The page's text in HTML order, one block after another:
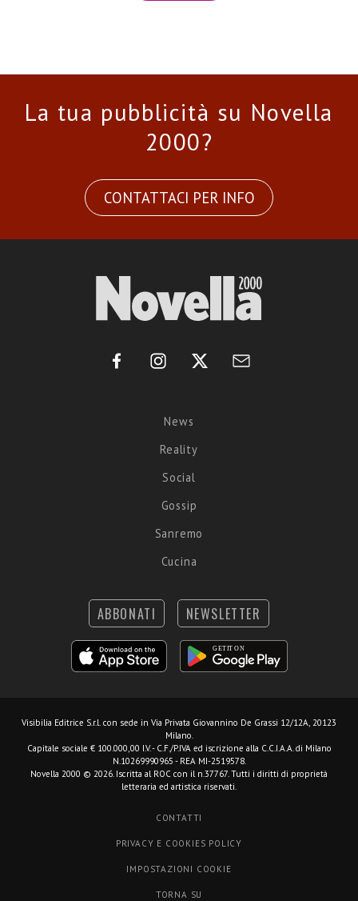
La tua pubblicità su Novella
2000?
CONTATTACI PER INFO
News
Reality
Social
Gossip
Sanremo
Cucina
ABBONATI NEWSLETTER
Visibilia Editrice S.r.l. con sede in Via Privata Giovannino De Grassi 12/12A, 20123
Milano.
Capitale sociale € 100.000,00 I.V. - C.F./P.IVA ed iscrizione alla C.C.I.A.A. di Milano
N.10269990965 - REA MI-2519578.
Novella 2000 © 2026. Iscritta al ROC con il n.37767. Tutti i diritti di proprietà
letteraria ed artistica riservati.
CONTATTI
PRIVACY E COOKIES POLICY
IMPOSTAZIONI COOKIE
TORNA SU